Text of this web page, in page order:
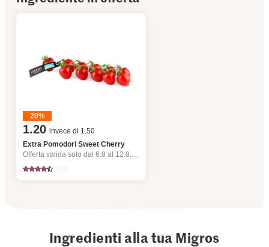
20%
1.20 invece di 1.50
Extra Pomodori Sweet Cherry
Offerta valida solo dal 6.8 al 12.8.2026, fino a esaurimento dello stock.
Ingredienti alla tua Migros